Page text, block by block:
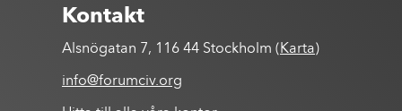
Kontakt
Alsnögatan 7, 116 44 Stockholm ( Karta)
info@forumciv.org